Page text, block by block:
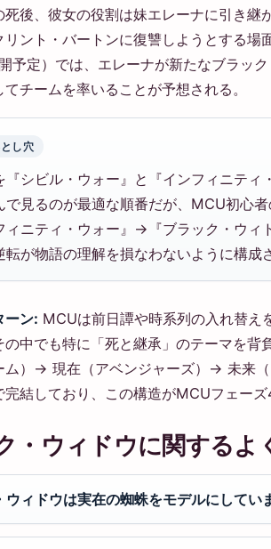
死後、彼女の役割は妹エレーナに引き
リント・バートンに復讐しようとする場
予定）では、エレーナが新たなブラッ
チームを率いることが予想される。
し穴
『シビル・ウォー』と『インフィニティ
で見るのが最適な順番だが、MCU初心
ニティ・ウォー』→『ブラック・ウィ
転が物語の理解を損なわないように構成
ーン: MCUは前日譚や時系列の入れ替え
の中でも特に「死と継承」のテーマを背
ム）→ 現在（アベンジャーズ）→ 未来
完結しており、この構造がMCUフェー
・ウィドウに関するよ
ウィドウは実在の蜘蛛をモデルにしてい